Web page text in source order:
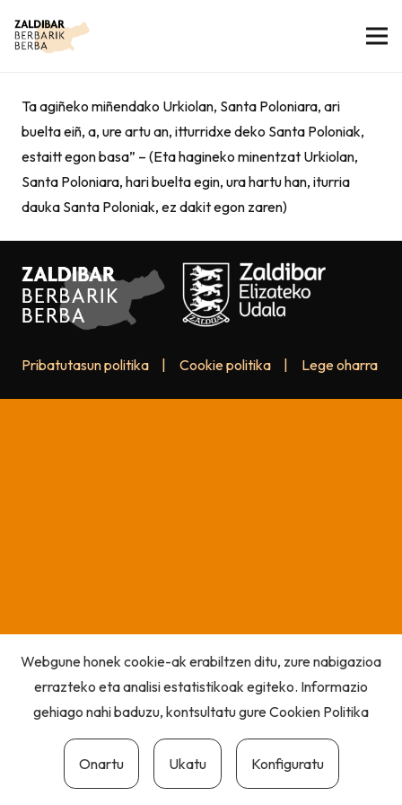
Ta agiñeko miñendako Urkiolan, Santa Poloniara, ari
buelta eiñ, a, ure artu an, itturridxe deko Santa Poloniak,
estaitt egon basa” – (Eta hagineko minentzat Urkiolan,
Santa Poloniara, hari buelta egin, ura hartu han, iturria
dauka Santa Poloniak, ez dakit egon zaren)
Pribatutasun politika Cookie politika Lege oharra
Webgune honek cookie-ak erabiltzen ditu, zure nabigazioa
errazteko eta analisi estatistikoak egiteko. Informazio
gehiago nahi baduzu, kontsultatu gureCookien Politika
Onartu Ukatu Konfiguratu